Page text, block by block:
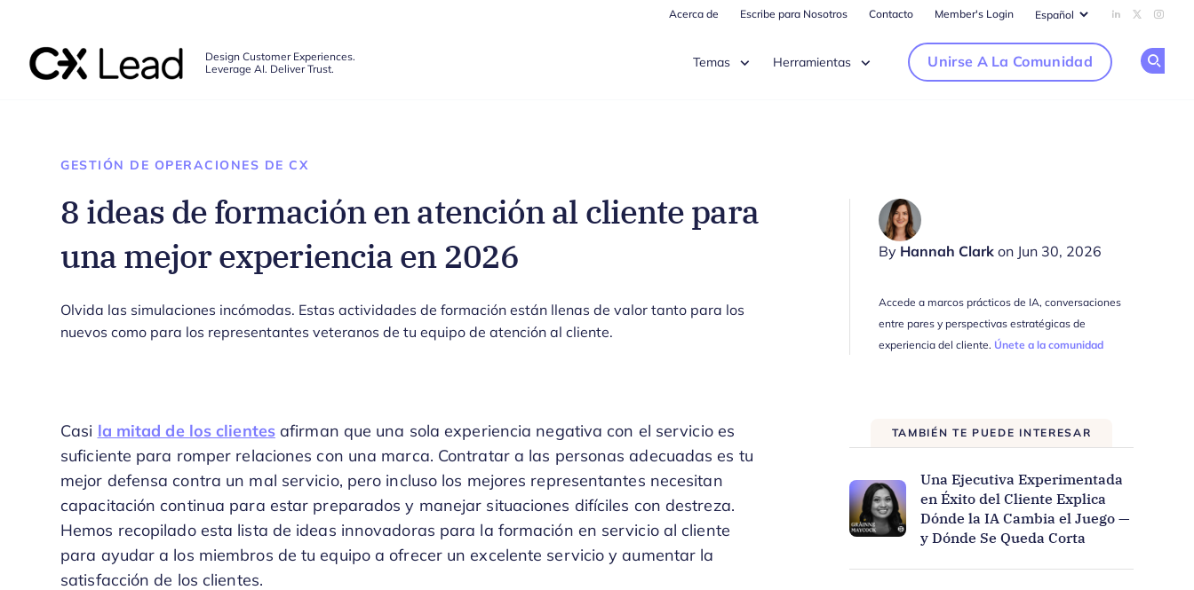
Acerca de Escribe para Nosotros Contacto Member's Login Add us on
Follow
Design Customer Experiences.
Leverage AI. Deliver Trust.
Temas Herramientas Unirse A La Comunidad
GESTIÓN DE OPERACIONES DE CX
8 ideas de formación en atención al cliente para
una mejor experiencia en 2026
By Hannah Clark on Jun 30, 2026
Accede a marcos prácticos de IA, conversaciones
entre pares y perspectivas estratégicas de
experiencia del cliente. Únete a la comunidad
Olvida las simulaciones incómodas. Estas actividades de formación están llenas de valor tanto para los
nuevos como para los representantes veteranos de tu equipo de atención al cliente.
Casi la mitad de los clientesafirman que una sola experiencia negativa con el servicio es
suficiente para romper relaciones con una marca. Contratar a las personas adecuadas es tu
mejor defensa contra un mal servicio, pero incluso los mejores representantes necesitan
capacitación continua para estar preparados y manejar situaciones difíciles con destreza.
Hemos recopilado esta lista de ideas innovadoras para la formación en servicio al cliente
para ayudar a los miembros de tu equipo a ofrecer un excelente servicio y aumentar la
satisfacción de los clientes.
TAMBIÉN TE PUEDE INTERESAR
Una Ejecutiva Experimentada
en Éxito del Cliente Explica
Dónde la IA Cambia el Juego —
y Dónde Se Queda Corta